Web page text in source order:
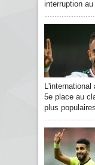
interruption
5e place au
plus